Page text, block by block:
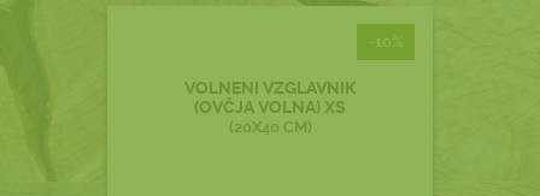
-10%
VOLNENI VZGLAVNIK
(OVČJA VOLNA) XS
(20X40 CM)